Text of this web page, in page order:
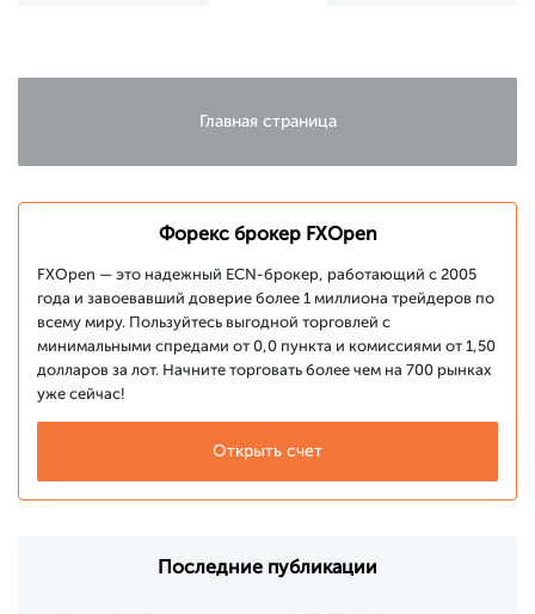
Главная страница
Форекс брокер FXOpen
FXOpen — это надежный ECN-брокер, работающий с 2005
года и завоевавший доверие более 1 миллиона трейдеров по
всему миру. Пользуйтесь выгодной торговлей с
минимальными спредами от 0,0 пункта и комиссиями от 1,50
долларов за лот. Начните торговать более чем на 700 рынках
уже сейчас!
Открыть счет
Последние публикации